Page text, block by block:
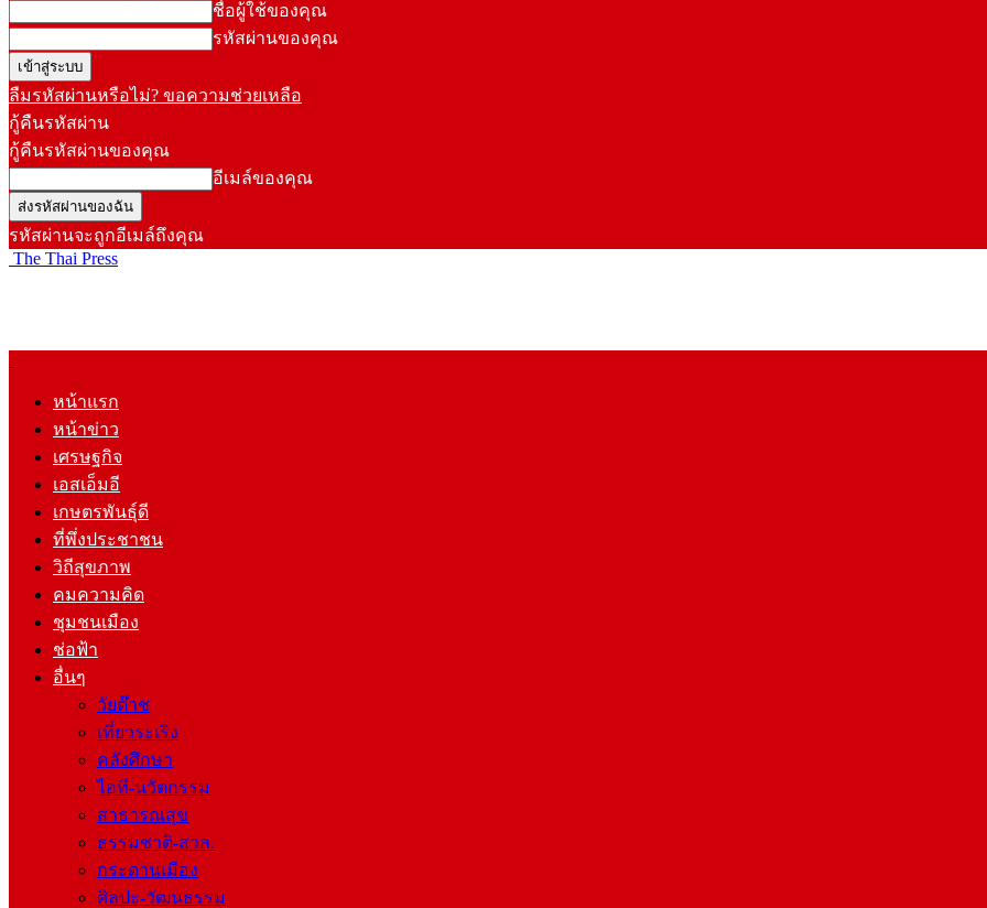
ชื่อผู้ใช้ของคุณ
รหัสผ่านของคุณ
ลืมรหัสผ่านหรือไม่? ขอความช่วยเหลือ
กู้คืนรหัสผ่าน
กู้คืนรหัสผ่านของคุณ
อีเมล์ของคุณ
รหัสผ่านจะถูกอีเมล์ถึงคุณ
The Thai Press
หน้าแรก
หน้าข่าว
เศรษฐกิจ
เอสเอ็มอี
เกษตรพันธุ์ดี
ที่พึ่งประชาชน
วิถีสุขภาพ
คมความคิด
ชุมชนเมือง
ช่อฟ้า
อื่นๆ
วัยต๊าช
เที่ยวระเริง
คลังศึกษา
ไอที-นวัตกรรม
สาธารณสุข
ธรรมชาติ-สวล.
กระดานเมือง
ศิลปะ-วัฒนธรรม